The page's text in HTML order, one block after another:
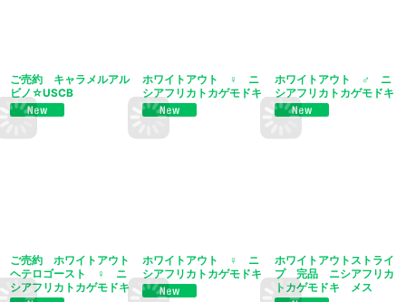
ご売約 キャラメルアル
ビノ☆USCB
ホワイトアウト ♀ ニ
シアフリカトカゲモドキ
ホワイトアウト ♂ ニ
シアフリカトカゲモドキ
ご売約 ホワイトアウト
ヘテロゴースト ♀ ニ
シアフリカトカゲモドキ
ホワイトアウト ♀ ニ
シアフリカトカゲモドキ
ホワイトアウトストライ
プ 完品 ニシアフリカ
トカゲモドキ メス